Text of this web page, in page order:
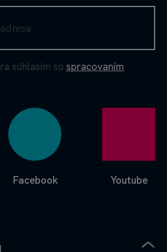
súhlasím so spracovaním
Facebook Youtube